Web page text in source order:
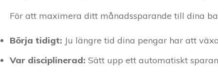
För att maximera ditt månadssparande till dina
Börja tidigt: Ju längre tid dina pengar har att
Var disciplinerad: Sätt upp ett automatiskt